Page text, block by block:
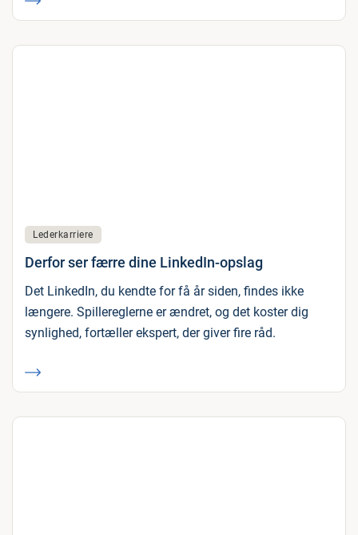
Lederkarriere
Derfor ser færre dine LinkedIn-opslag
Det LinkedIn, du kendte for få år siden, findes ikke
længere. Spillereglerne er ændret, og det koster dig
synlighed, fortæller ekspert, der giver fire råd.